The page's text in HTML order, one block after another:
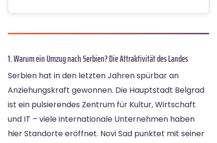
1. Warum ein Umzug nach Serbien? Die Attraktivität des Landes
Serbien hat in den letzten Jahren spürbar an
Anziehungskraft gewonnen. Die Hauptstadt Belgrad
ist ein pulsierendes Zentrum für Kultur, Wirtschaft
und IT – viele internationale Unternehmen haben
hier Standorte eröffnet. Novi Sad punktet mit seiner